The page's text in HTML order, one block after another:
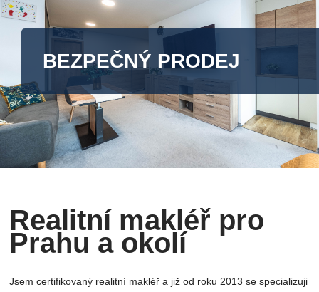
BEZPEČNÝ PRODEJ
Realitní makléř pro
Prahu a okolí
Jsem certifikovaný realitní makléř a již od roku 2013 se specializuji